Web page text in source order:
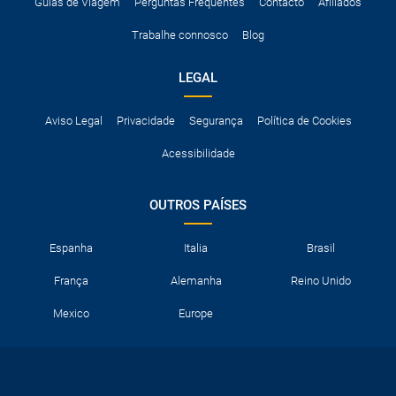
Trabalhe connosco Blog
LEGAL
Aviso Legal Privacidade Segurança Política de Cookies
Acessibilidade
OUTROS PAÍSES
Espanha Italia Brasil
França Alemanha Reino Unido
Mexico Europe